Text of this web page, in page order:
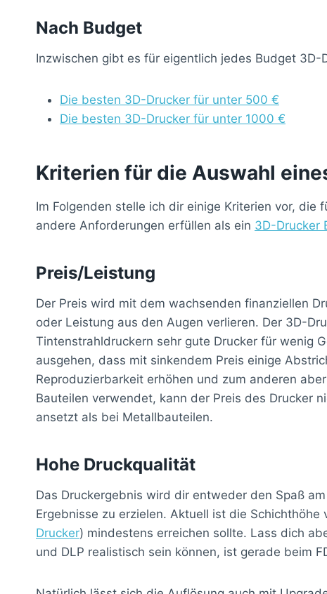
Nach Budget
Inzwischen gibt es für eigentlich jedes Budget 3D-
Die besten 3D-Drucker für unter 500 €
Die besten 3D-Drucker für unter 1000 €
Kriterien für die Auswahl
Im Folgenden stelle ich dir einige Kriterien vor,
andere Anforderungen erfüllen als ein 3D-Drucker
Preis/Leistung
Der Preis wird mit dem wachsenden finanziellen
oder Leistung aus den Augen verlieren. Der 3D-
Tintenstrahldruckern sehr gute Drucker für wenig
ausgehen, dass mit sinkendem Preis einige
Reproduzierbarkeit erhöhen und zum anderen
Bauteilen verwendet, kann der Preis des Drucker
ansetzt als bei Metallbauteilen.
Hohe Druckqualität
Das Druckergebnis wird dir entweder den Spaß
Ergebnisse zu erzielen. Aktuell ist die
Drucker) mindestens erreichen sollte. Lass dich
und DLP realistisch sein können, ist gerade beim